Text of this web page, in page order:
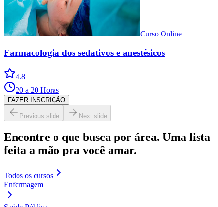
Curso Online
Farmacologia dos sedativos e anestésicos
4.8
20 a 20 Horas
FAZER INSCRIÇÃO
Previous slide Next slide
Encontre o que busca por área. Uma lista
feita a mão pra você amar.
Todos os cursos
Enfermagem